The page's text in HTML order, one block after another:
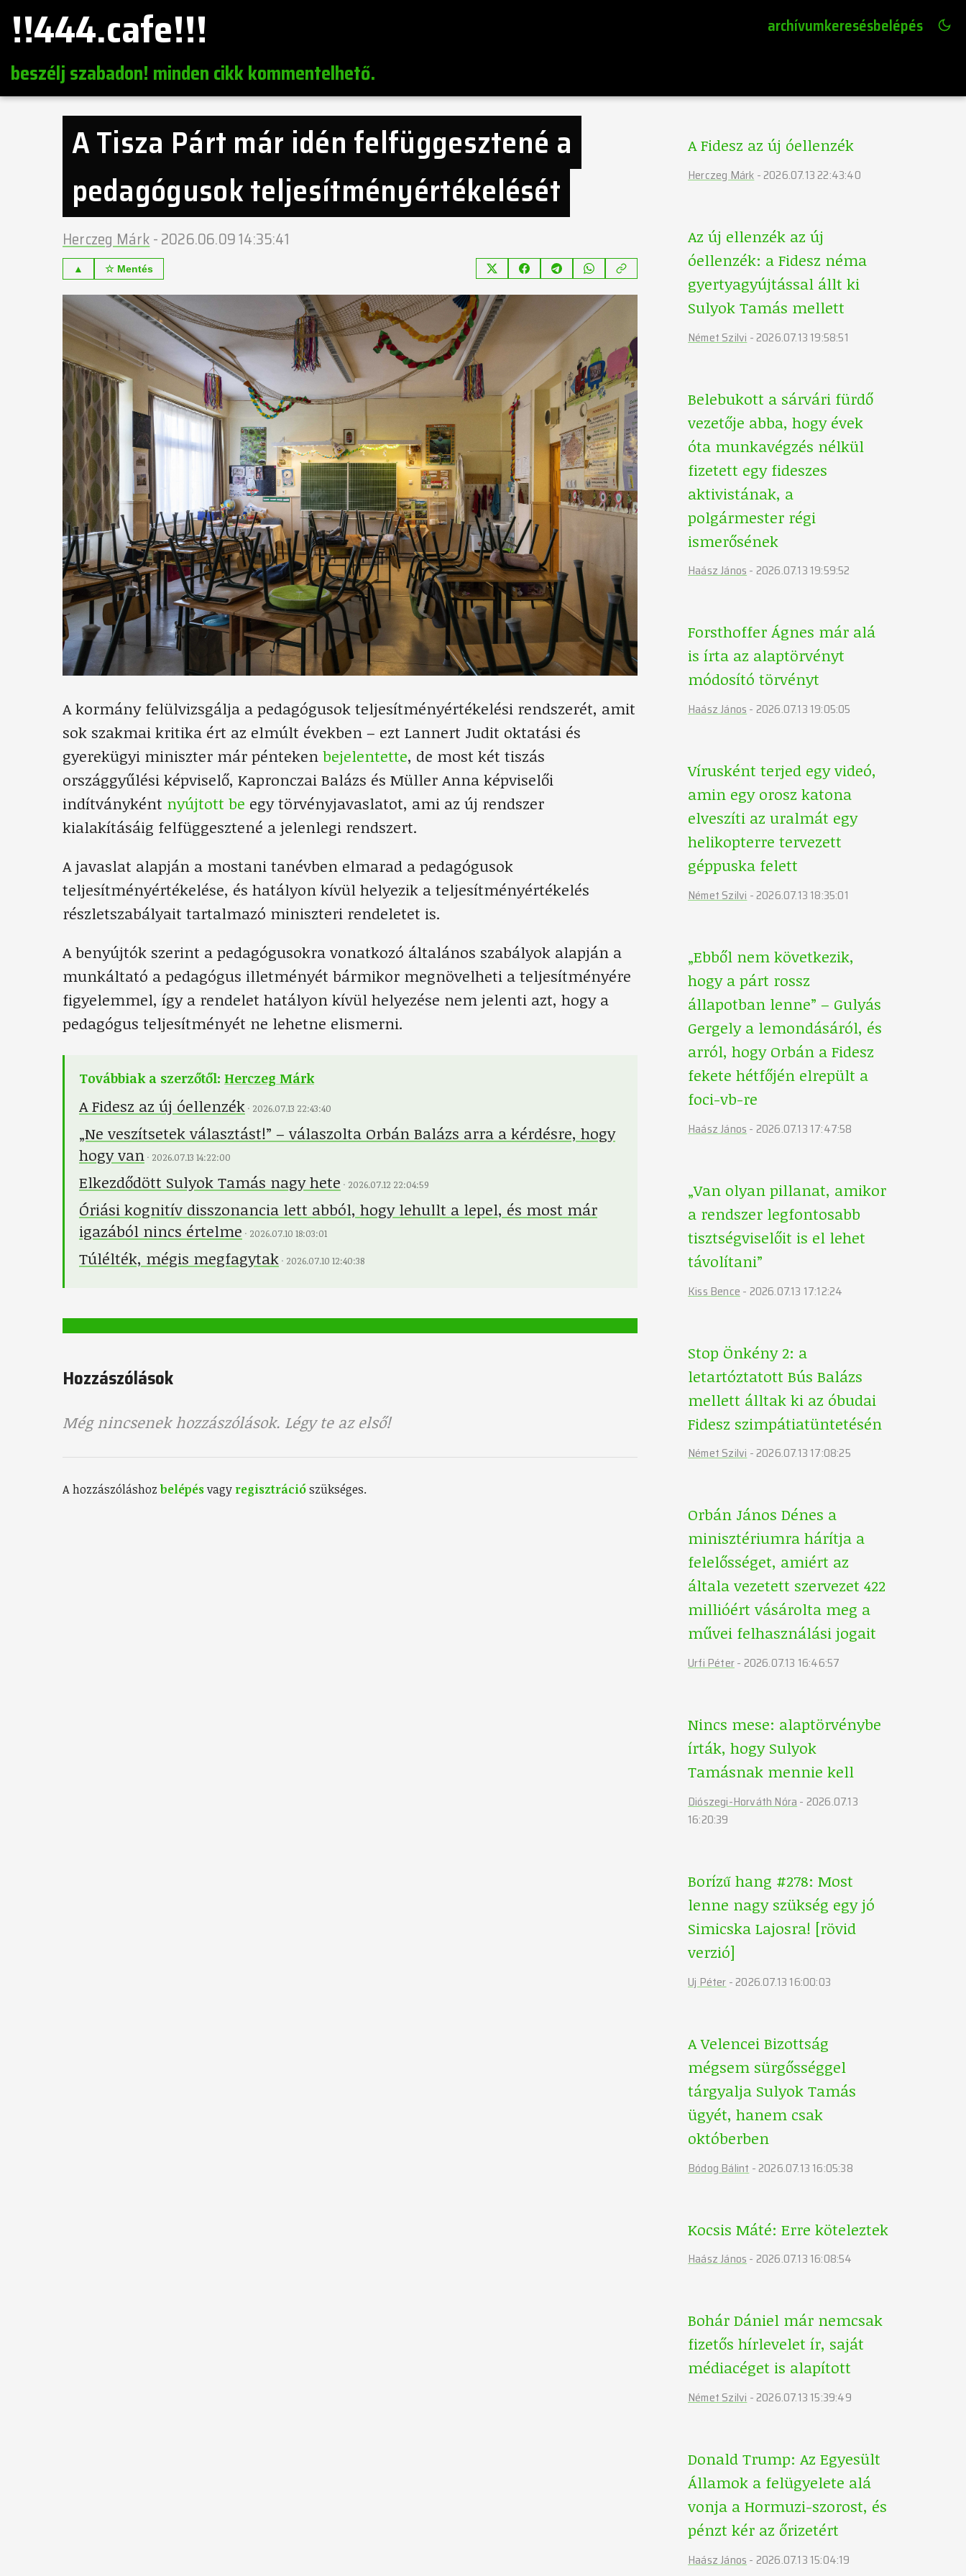
!!444.cafe!!!
beszélj szabadon! minden cikk kommentelhető.
archívumkeresésbelépés
A Tisza Párt már idén felfüggesztené a
pedagógusok teljesítményértékelését
Herczeg Márk-2026.06.09 14:35:41
▲ ☆ Mentés
A kormány felülvizsgálja a pedagógusok teljesítményértékelési rendszerét, amit
sok szakmai kritika ért az elmúlt években – ezt Lannert Judit oktatási és
gyerekügyi miniszter már pénteken bejelentette, de most két tiszás
országgyűlési képviselő, Kapronczai Balázs és Müller Anna képviselői
indítványként nyújtott be egy törvényjavaslatot, ami az új rendszer
kialakításáig felfüggesztené a jelenlegi rendszert.
A javaslat alapján a mostani tanévben elmarad a pedagógusok
teljesítményértékelése, és hatályon kívül helyezik a teljesítményértékelés
részletszabályait tartalmazó miniszteri rendeletet is.
A benyújtók szerint a pedagógusokra vonatkozó általános szabályok alapján a
munkáltató a pedagógus illetményét bármikor megnövelheti a teljesítményére
figyelemmel, így a rendelet hatályon kívül helyezése nem jelenti azt, hogy a
pedagógus teljesítményét ne lehetne elismerni.
Továbbiak a szerzőtől: Herczeg Márk
A Fidesz az új óellenzék · 2026.07.13 22:43:40
„Ne veszítsetek választást!” – válaszolta Orbán Balázs arra a kérdésre, hogy
hogy van · 2026.07.13 14:22:00
Elkezdődött Sulyok Tamás nagy hete · 2026.07.12 22:04:59
Óriási kognitív disszonancia lett abból, hogy lehullt a lepel, és most már
igazából nincs értelme · 2026.07.10 18:03:01
Túlélték, mégis megfagytak · 2026.07.10 12:40:38
Hozzászólások
Még nincsenek hozzászólások. Légy te az első!
A hozzászóláshoz belépésvagy regisztrációszükséges.
A Fidesz az új óellenzék
Herczeg Márk - 2026.07.13 22:43:40
Az új ellenzék az új
óellenzék: a Fidesz néma
gyertyagyújtással állt ki
Sulyok Tamás mellett
Német Szilvi - 2026.07.13 19:58:51
Belebukott a sárvári fürdő
vezetője abba, hogy évek
óta munkavégzés nélkül
fizetett egy fideszes
aktivistának, a
polgármester régi
ismerősének
Haász János- 2026.07.13 19:59:52
Forsthoffer Ágnes már alá
is írta az alaptörvényt
módosító törvényt
Haász János- 2026.07.13 19:05:05
Vírusként terjed egy videó,
amin egy orosz katona
elveszíti az uralmát egy
helikopterre tervezett
géppuska felett
Német Szilvi - 2026.07.13 18:35:01
„Ebből nem következik,
hogy a párt rossz
állapotban lenne” – Gulyás
Gergely a lemondásáról, és
arról, hogy Orbán a Fidesz
fekete hétfőjén elrepült a
foci-vb-re
Haász János - 2026.07.13 17:47:58
„Van olyan pillanat, amikor
a rendszer legfontosabb
tisztségviselőit is el lehet
távolítani”
Kiss Bence - 2026.07.13 17:12:24
Stop Önkény 2: a
letartóztatott Bús Balázs
mellett álltak ki az óbudai
Fidesz szimpátiatüntetésén
Német Szilvi- 2026.07.13 17:08:25
Orbán János Dénes a
minisztériumra hárítja a
felelősséget, amiért az
általa vezetett szervezet 422
millióért vásárolta meg a
művei felhasználási jogait
Urfi Péter- 2026.07.13 16:46:57
Nincs mese: alaptörvénybe
írták, hogy Sulyok
Tamásnak mennie kell
Diószegi-Horváth Nóra - 2026.07.13
16:20:39
Borízű hang #278: Most
lenne nagy szükség egy jó
Simicska Lajosra! [rövid
verzió]
Uj Péter - 2026.07.13 16:00:03
A Velencei Bizottság
mégsem sürgősséggel
tárgyalja Sulyok Tamás
ügyét, hanem csak
októberben
Bódog Bálint - 2026.07.13 16:05:38
Kocsis Máté: Erre köteleztek
Haász János- 2026.07.13 16:08:54
Bohár Dániel már nemcsak
fizetős hírlevelet ír, saját
médiacéget is alapított
Német Szilvi- 2026.07.13 15:39:49
Donald Trump: Az Egyesült
Államok a felügyelete alá
vonja a Hormuzi-szorost, és
pénzt kér az őrizetért
Haász János - 2026.07.13 15:04:19